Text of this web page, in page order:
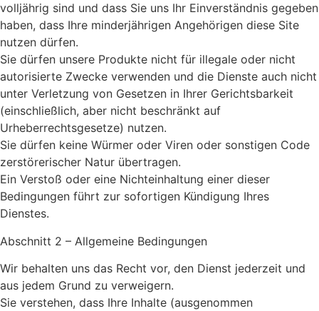
volljährig sind und dass Sie uns Ihr Einverständnis gegeben
haben, dass Ihre minderjährigen Angehörigen diese Site
nutzen dürfen.
Sie dürfen unsere Produkte nicht für illegale oder nicht
autorisierte Zwecke verwenden und die Dienste auch nicht
unter Verletzung von Gesetzen in Ihrer Gerichtsbarkeit
(einschließlich, aber nicht beschränkt auf
Urheberrechtsgesetze) nutzen.
Sie dürfen keine Würmer oder Viren oder sonstigen Code
zerstörerischer Natur übertragen.
Ein Verstoß oder eine Nichteinhaltung einer dieser
Bedingungen führt zur sofortigen Kündigung Ihres
Dienstes.
Abschnitt 2 – Allgemeine Bedingungen
Wir behalten uns das Recht vor, den Dienst jederzeit und
aus jedem Grund zu verweigern.
Sie verstehen, dass Ihre Inhalte (ausgenommen